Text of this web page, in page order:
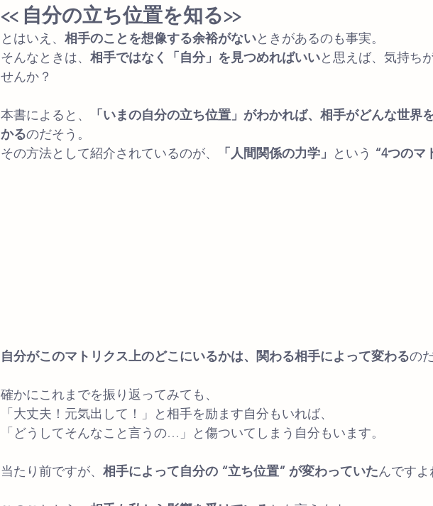
<< 自分の立ち位置を知る>>
とはいえ、 相手のことを想像する余裕がないときがあるのも事実。
そんなときは、 相手ではなく「自分」を見つめればいいと思えば、気持ち
せんか？
本書によると、
「いまの自分の立ち位置」がわかれば、相手がどんな世界
かるのだそう。
その方法として紹介されているのが、
「人間関係の力学」 という “4つのマ
自分がこのマトリクス上のどこにいるかは、関わる相手によって変わるの
確かにこれまでを振り返ってみても、
「大丈夫！元気出して！」と相手を励ます自分もいれば、
「どうしてそんなこと言うの…」と傷ついてしまう自分もいます。
当たり前ですが、 相手によって自分の “立ち位置” が変わっていたんですよ